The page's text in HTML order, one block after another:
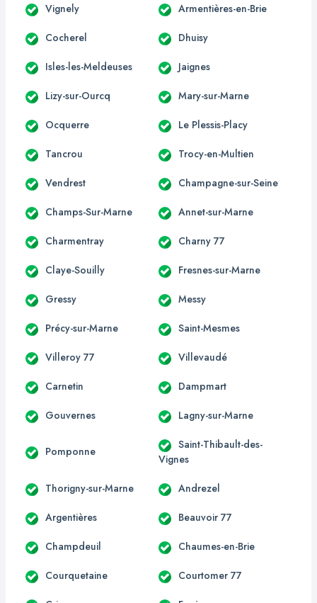
Vignely Armentières-en-Brie
Cocherel Dhuisy
Isles-les-Meldeuses Jaignes
Lizy-sur-Ourcq Mary-sur-Marne
Ocquerre Le Plessis-Placy
Tancrou Trocy-en-Multien
Vendrest Champagne-sur-Seine
Champs-Sur-Marne Annet-sur-Marne
Charmentray Charny 77
Claye-Souilly Fresnes-sur-Marne
Gressy Messy
Précy-sur-Marne Saint-Mesmes
Villeroy 77 Villevaudé
Carnetin Dampmart
Gouvernes Lagny-sur-Marne
Pomponne
Saint-Thibault-des-
Vignes
Thorigny-sur-Marne Andrezel
Argentières Beauvoir 77
Champdeuil Chaumes-en-Brie
Courquetaine Courtomer 77